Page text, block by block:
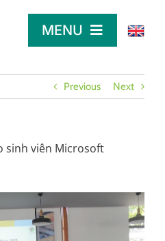
MENU
Previous Next
sinh viên Microsoft